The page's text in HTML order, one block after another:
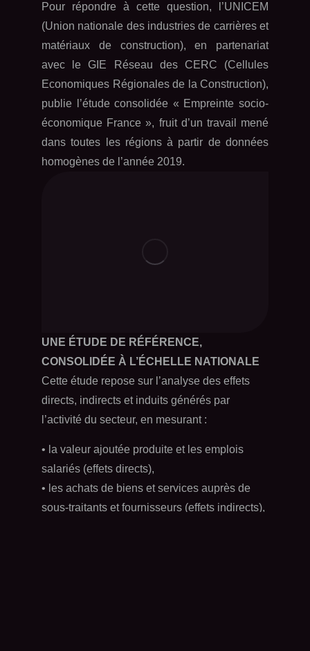
Pour répondre à cette question, l’UNICEM
(Union nationale des industries de carrières et
matériaux de construction), en partenariat
avec le GIE Réseau des CERC (Cellules
Economiques Régionales de la Construction),
publie l’étude consolidée « Empreinte socio-
économique France », fruit d’un travail mené
dans toutes les régions à partir de données
homogènes de l’année 2019.
UNE ÉTUDE DE RÉFÉRENCE,
CONSOLIDÉE À L’ÉCHELLE NATIONALE
Cette étude repose sur l’analyse des effets
directs, indirects et induits générés par
l’activité du secteur, en mesurant :
• la valeur ajoutée produite et les emplois
salariés (effets directs),
• les achats de biens et services auprès de
sous-traitants et fournisseurs (effets indirects),